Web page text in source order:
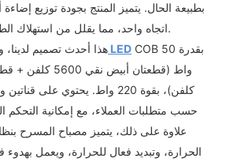
بطبيعة الحال. يتميز المنتج بجودة توزيع
اتجاه واحد، مما يقلل من استهلاك الطاقة، وبالتالي يُفيد البيئة.
هذا أحدث تصميم لدينا، مصابيح LED COB بقدرة 50
حسب متطلبات العملاء، مع إمكانية التحكم
علاوة على ذلك، يتميز مصباح المسرح
الحرارة، وتبديد فعال للحرارة، ويعمل